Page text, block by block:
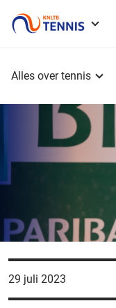
Alles over tennis
29 juli 2023